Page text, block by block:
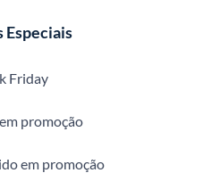
Especiais
Friday
promoção
em promoção